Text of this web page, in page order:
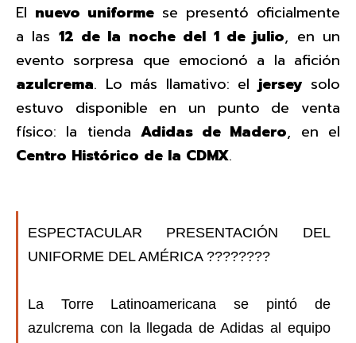
El nuevo uniforme se presentó oficialmente
a las 12 de la noche del 1 de julio, en un
evento sorpresa que emocionó a la afición
azulcrema. Lo más llamativo: el jersey solo
estuvo disponible en un punto de venta
físico: la tienda Adidas de Madero, en el
Centro Histórico de la CDMX.
ESPECTACULAR PRESENTACIÓN DEL
UNIFORME DEL AMÉRICA ????????
La Torre Latinoamericana se pintó de
azulcrema con la llegada de Adidas al equipo